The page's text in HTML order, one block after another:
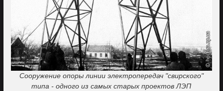
Сооружение опоры линии электропередач "свирского"
типа - одного из самых старых проектов ЛЭП